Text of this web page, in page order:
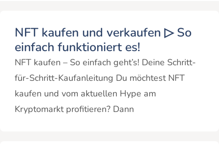
NFT kaufen und verkaufen ▷ So
einfach funktioniert es!
NFT kaufen – So einfach geht’s! Deine Schritt-
für-Schritt-Kaufanleitung Du möchtest NFT
kaufen und vom aktuellen Hype am
Kryptomarkt profitieren? Dann